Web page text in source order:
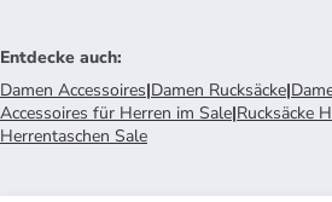
Entdecke auch:
Damen Accessoires|Damen Rucksäcke|
Accessoires für Herren im Sale|Rucksäcke
Herrentaschen Sale